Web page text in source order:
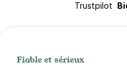
Trustpilot
Fiable et sérieux